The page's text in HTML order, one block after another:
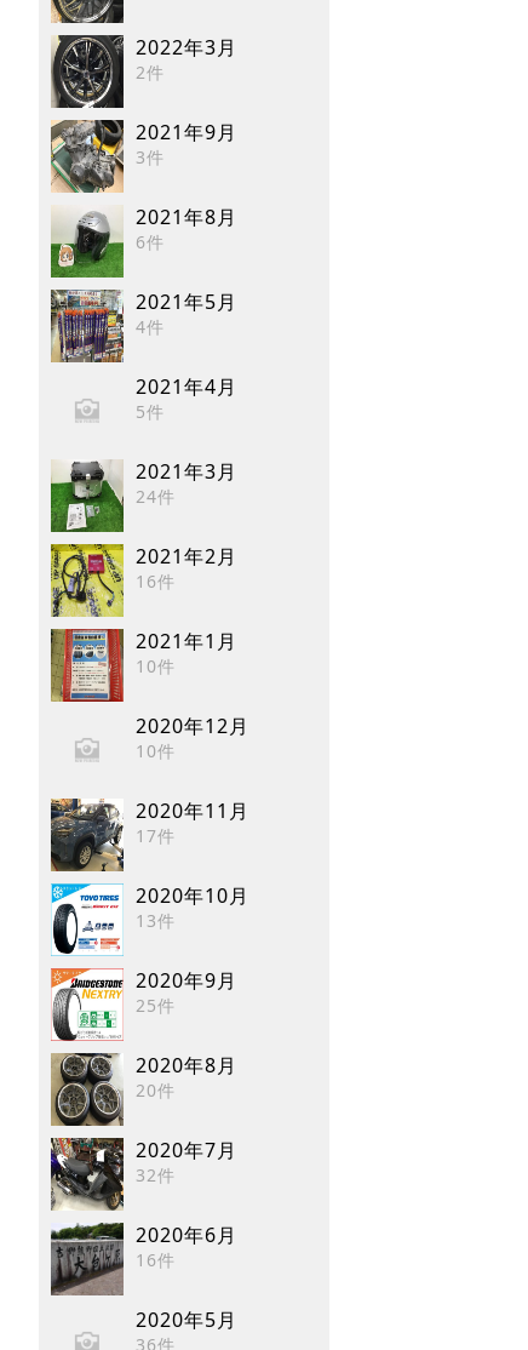
2022年3月
2件
2021年9月
3件
2021年8月
6件
2021年5月
4件
2021年4月
5件
2021年3月
24件
2021年2月
16件
2021年1月
10件
2020年12月
10件
2020年11月
17件
2020年10月
13件
2020年9月
25件
2020年8月
20件
2020年7月
32件
2020年6月
16件
2020年5月
36件